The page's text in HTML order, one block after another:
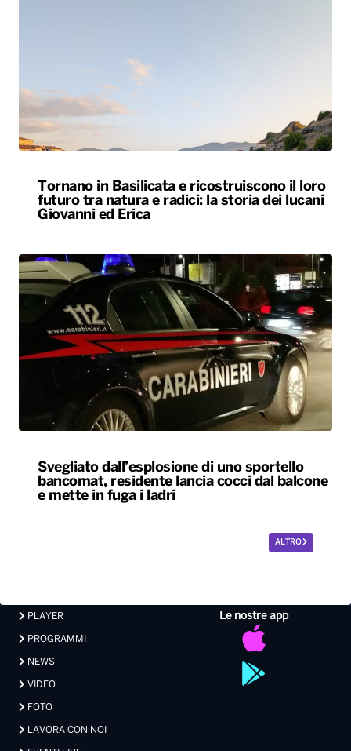
Tornano in Basilicata e ricostruiscono il loro
futuro tra natura e radici: la storia dei lucani
Giovanni ed Erica
Svegliato dall’esplosione di uno sportello
bancomat, residente lancia cocci dal balcone
e mette in fuga i ladri
ALTRO
Le nostre app
PLAYER
PROGRAMMI
NEWS
VIDEO
FOTO
LAVORA CON NOI